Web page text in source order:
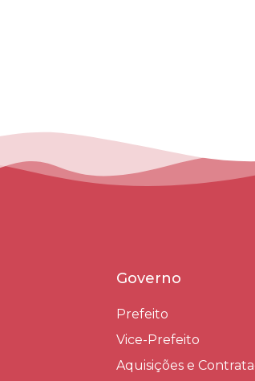
Governo
Prefeito
Vice-Prefeito
Aquisições e